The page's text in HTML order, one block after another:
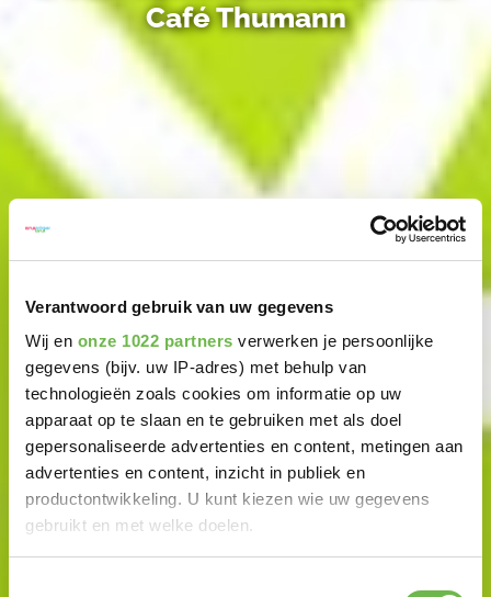
Verantwoord gebruik van uw gegevens
Wij en onze 1022 partners verwerken je persoonlijke
gegevens (bijv. uw IP-adres) met behulp van
technologieën zoals cookies om informatie op uw
apparaat op te slaan en te gebruiken met als doel
gepersonaliseerde advertenties en content, metingen aan
advertenties en content, inzicht in publiek en
productontwikkeling. U kunt kiezen wie uw gegevens
gebruikt en met welke doelen.
Café Thumann